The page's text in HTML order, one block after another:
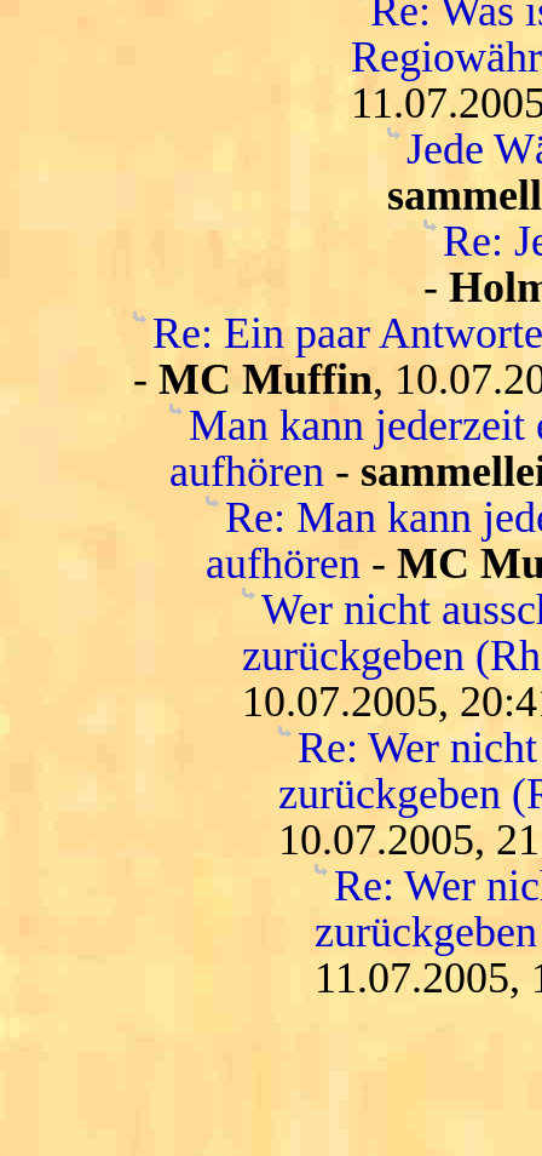
Re: Was
Jede
Re:
-
Re: Ein paar
- MC Muffin,
Man kann
aufhören -
Re: Man kann
aufhören - MC
Wer nicht
zurückgeben
10.07.2005,
Re: Wer
zurückgeben
10.07.2005,
Re: Wer
11.07.2005,